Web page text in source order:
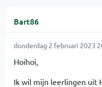
Bart86
donderdag 2 februari 2023
Hoihoi,
Ik wil mijn leerlingen uit